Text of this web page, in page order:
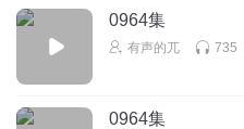
0964集
有声的兀 735
0964集